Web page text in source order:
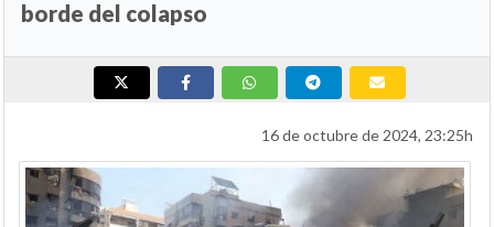
borde del colapso
16 de octubre de 2024, 23:25h